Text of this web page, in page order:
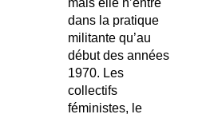
mais elle n’entre
dans la pratique
militante qu’au
début des années
1970. Les
collectifs
féministes, le